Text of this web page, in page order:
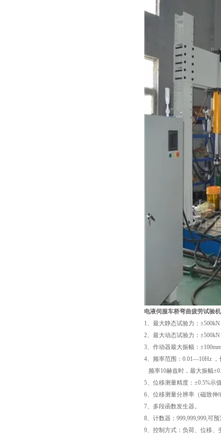
电液伺服车桥弯曲疲劳试验机
1、最大静态试验力：
2、最大动态试验力：
3、作动器最大振幅：
4、频率范围：0.01—10Hz ，
频率10赫兹时，最大振幅
5、位移测量精度：±0.5%示
6、位移测量分辨率（磁致伸
7、多段函数发生器。
8、计数器：999,999,999,可
9、控制方式：负荷、位移